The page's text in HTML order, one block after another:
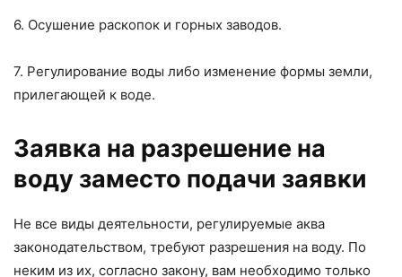
6. Осушение раскопок и горных заводов.
7. Регулирование воды либо изменение формы земли,
прилегающей к воде.
Заявка на разрешение на
воду заместо подачи заявки
Не все виды деятельности, регулируемые аква
законодательством, требуют разрешения на воду. По
неким из их, согласно закону, вам необходимо только